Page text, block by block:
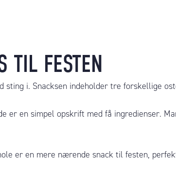
TIL FESTEN
sting i. Snacksen indeholder tre forskellige
er en simpel opskrift med få ingredienser.
er en mere nærende snack til festen,